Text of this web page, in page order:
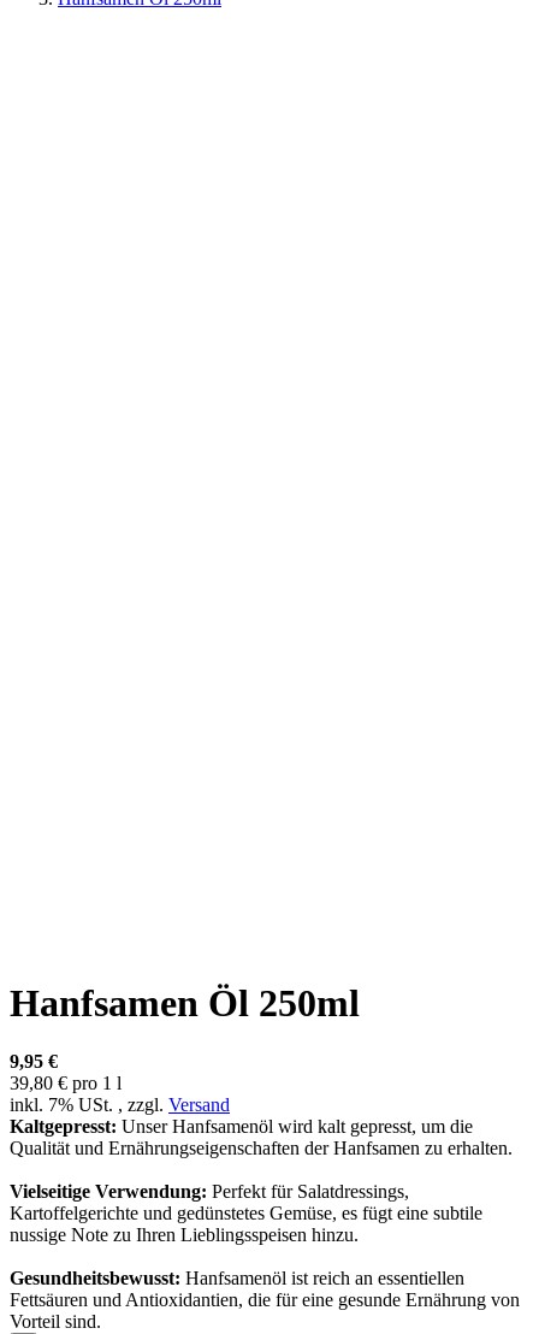
Hanfsamen Öl 250ml
9,95 €
39,80 € pro 1 l
inkl. 7% USt. , zzgl. Versand
Kaltgepresst: Unser Hanfsamenöl wird kalt gepresst, um die
Qualität und Ernährungseigenschaften der Hanfsamen zu erhalten.
Vielseitige Verwendung: Perfekt für Salatdressings,
Kartoffelgerichte und gedünstetes Gemüse, es fügt eine subtile
nussige Note zu Ihren Lieblingsspeisen hinzu.
Gesundheitsbewusst: Hanfsamenöl ist reich an essentiellen
Fettsäuren und Antioxidantien, die für eine gesunde Ernährung von
Vorteil sind.